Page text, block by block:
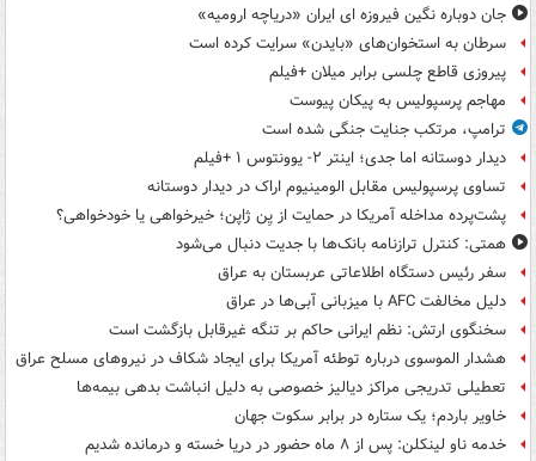
جان دوباره نگین فیروزه ای ایران «دریاچه ارومیه»
سرطان به استخوان‌های «بایدن» سرایت کرده است
پیروزی قاطع چلسی برابر میلان +فیلم
مهاجم پرسپولیس به پیکان پیوست
ترامپ، مرتکب جنایت جنگی شده است
دیدار دوستانه اما جدی؛ اینتر ۲- یوونتوس ۱ +فیلم
تساوی پرسپولیس مقابل الومینیوم اراک در دیدار دوستانه
پشت‌پرده مداخله آمریکا در حمایت از یِن ژاپن؛ خیرخواهی یا خودخواهی؟
همتی: کنترل ترازنامه بانک‌ها با جدیت دنبال می‌شود
سفر رئیس دستگاه اطلاعاتی عربستان به عراق
دلیل مخالفت AFC با میزبانی آبی‌ها در عراق
سخنگوی ارتش: نظم ایرانی حاکم بر تنگه غیرقابل بازگشت است
هشدار الموسوی درباره توطئه آمریکا برای ایجاد شکاف در نیروهای مسلح عراق
تعطیلی تدریجی مراکز دیالیز خصوصی به دلیل انباشت بدهی بیمه‌ها
خاویر باردم؛ یک ستاره در برابر سکوت جهان
خدمه ناو لینکلن: پس از ۸ ماه حضور در دریا خسته و درمانده‌ شدیم